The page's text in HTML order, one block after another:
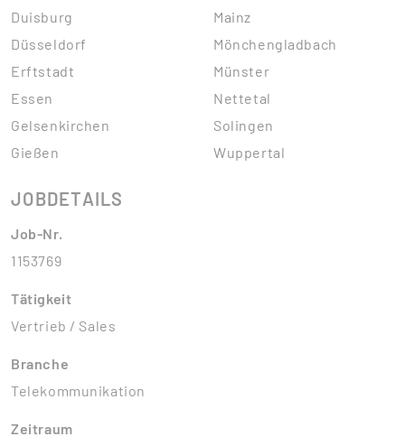
Duisburg
Düsseldorf
Erftstadt
Essen
Gelsenkirchen
Gießen
Mainz
Mönchengladbach
Münster
Nettetal
Solingen
Wuppertal
JOBDETAILS
Job-Nr.
1153769
Tätigkeit
Vertrieb / Sales
Branche
Telekommunikation
Zeitraum